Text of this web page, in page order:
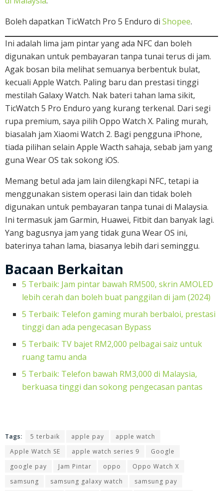
Boleh dapatkan TicWatch Pro 5 Enduro di Shopee.
Ini adalah lima jam pintar yang ada NFC dan boleh
digunakan untuk pembayaran tanpa tunai terus di jam.
Agak bosan bila melihat semuanya berbentuk bulat,
kecuali Apple Watch. Paling baru dan prestasi tinggi
mestilah Galaxy Watch. Nak bateri tahan lama sikit,
TicWatch 5 Pro Enduro yang kurang terkenal. Dari segi
rupa premium, saya pilih Oppo Watch X. Paling murah,
biasalah jam Xiaomi Watch 2. Bagi pengguna iPhone,
tiada pilihan selain Apple Wacth sahaja, sebab jam yang
guna Wear OS tak sokong iOS.
Memang betul ada jam lain dilengkapi NFC, tetapi ia
menggunakan sistem operasi lain dan tidak boleh
digunakan untuk pembayaran tanpa tunai di Malaysia.
Ini termasuk jam Garmin, Huawei, Fitbit dan banyak lagi.
Yang bagusnya jam yang tidak guna Wear OS ini,
baterinya tahan lama, biasanya lebih dari seminggu.
Bacaan Berkaitan
5 Terbaik: Jam pintar bawah RM500, skrin AMOLED
lebih cerah dan boleh buat panggilan di jam (2024)
5 Terbaik: Telefon gaming murah berbaloi, prestasi
tinggi dan ada pengecasan Bypass
5 Terbaik: TV bajet RM2,000 pelbagai saiz untuk
ruang tamu anda
5 Terbaik: Telefon bawah RM3,000 di Malaysia,
berkuasa tinggi dan sokong pengecasan pantas
Tags: 5 terbaik apple pay
apple watch
Apple Watch SE
apple watch series 9
Google
google pay
Jam Pintar oppo
Oppo Watch X
samsung
samsung galaxy watch
samsung pay